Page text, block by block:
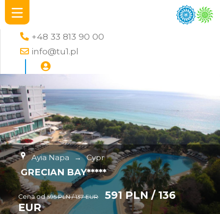
+48 33 813 90 00
info@tu1.pl
Ayia Napa → Cypr
GRECIAN BAY*****
Cena od 595 PLN / 137 EUR
591 PLN / 136
EUR